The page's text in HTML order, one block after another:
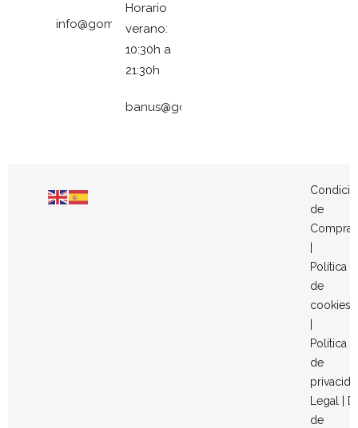
info@gomezymolina.com
Horario
verano:
10:30h a
21:30h
banus@gomezymolina.com
de
Compra
Política
de
cookies
Política
de
Legal
de